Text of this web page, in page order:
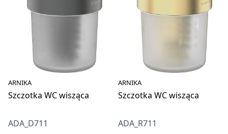
ARNIKA
Szczotka WC wisząca
ADA_D711
ARNIKA
Szczotka WC wisząca
ADA_R711